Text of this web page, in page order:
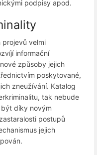
podpisy apod.
projevů velmi
informační
způsoby jejich
poskytované,
zneužívání. Katalog
tak nebude
díky novým
postupů
jejich